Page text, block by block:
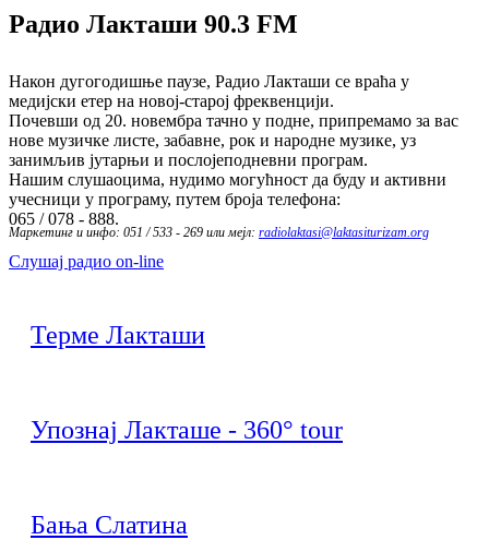
Радио Лакташи 90.3 FM
Након дугогодишње паузе, Радио Лакташи се враћа у
медијски етер на новој-старој фреквенцији.
Почевши од 20. новембра тачно у подне, припремамо за вас
нове музичке листе, забавне, рок и народне музике, уз
занимљив јутарњи и послојеподневни програм.
Нашим слушаоцима, нудимо могућност да буду и активни
учесници у програму, путем броја телефона:
065 / 078 - 888.
Маркетинг и инфо: 051 / 533 - 269 или мејл: radiolaktasi@laktasiturizam.org
Слушај радио on-line
Терме Лакташи
Упознај Лакташе - 360° tour
Бања Слатина